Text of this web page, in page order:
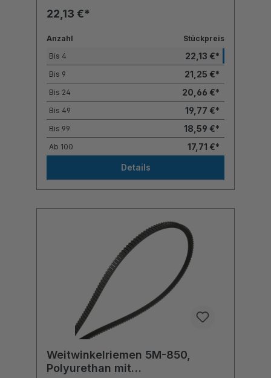
22,13 €*
Anzahl
Stückpreis
Bis 4 22,13 €*
Bis 9 21,25 €*
Bis 24 20,66 €*
Bis 49 19,77 €*
Bis 99 18,59 €*
Ab 100
17,71 €*
Details
Weitwinkelriemen 5M-850,
Polyurethan mit